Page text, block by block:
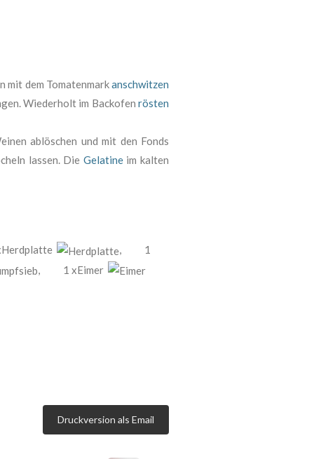
mit dem Tomatenmarkanschwitzen
Wiederholt im Backofen rösten
ablöschen und mit den Fonds
lassen. Die Gelatineim kalten
,
1
, 1 xEimer
Druckversion als Email